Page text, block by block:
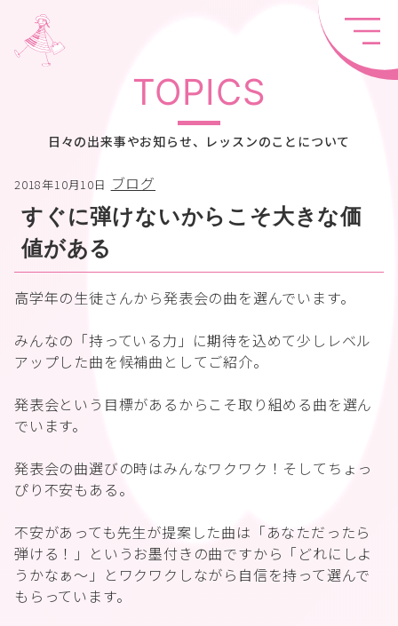
TOPICS
日々の出来事やお知らせ、レッスンのことについて
2018年10月10日 ブログ
すぐに弾けないからこそ大きな価
値がある
高学年の生徒さんから発表会の曲を選んでいます。
みんなの「持っている力」に期待を込めて少しレベル
アップした曲を候補曲としてご紹介。
発表会という目標があるからこそ取り組める曲を選ん
でいます。
発表会の曲選びの時はみんなワクワク！そしてちょっ
ぴり不安もある。
不安があっても先生が提案した曲は「あなただったら
弾ける！」というお墨付きの曲ですから「どれにしよ
うかなぁ〜」とワクワクしながら自信を持って選んで
もらっています。